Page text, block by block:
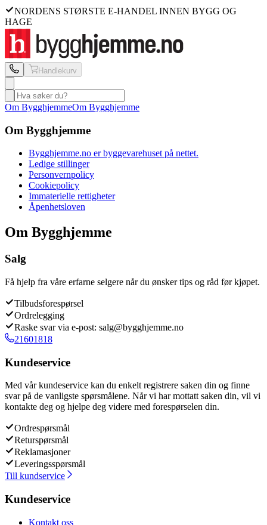
NORDENS STØRSTE E-HANDEL INNEN BYGG OG
HAGE
Handlekurv
Om BygghjemmeOm Bygghjemme
Om Bygghjemme
Bygghjemme.no er byggevarehuset på nettet.
Ledige stillinger
Personvernpolicy
Cookiepolicy
Immaterielle rettigheter
Åpenhetsloven
Om Bygghjemme
Salg
Få hjelp fra våre erfarne selgere når du ønsker tips og råd før kjøpet.
Tilbudsforespørsel
Ordrelegging
Raske svar via e-post: salg@bygghjemme.no
21601818
Kundeservice
Med vår kundeservice kan du enkelt registrere saken din og finne
svar på de vanligste spørsmålene. Når vi har mottatt saken din, vil vi
kontakte deg og hjelpe deg videre med forespørselen din.
Ordrespørsmål
Returspørsmål
Reklamasjoner
Leveringsspørsmål
Till kundservice
Kundeservice
Kontakt oss